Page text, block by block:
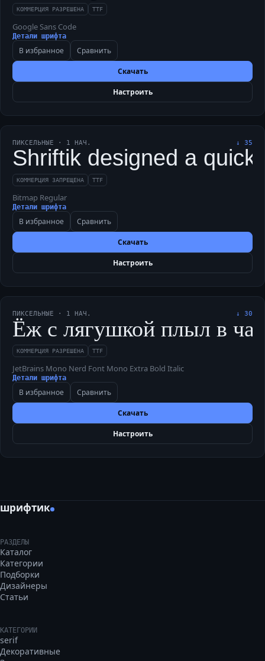
КОММЕРЦИЯ РАЗРЕШЕНА TTF
Google Sans Code
Детали шрифта
В избранное Сравнить
Скачать
Настроить
ПИКСЕЛЬНЫЕ · 1 НАЧ. ↓ 35
Shriftik designed a
КОММЕРЦИЯ ЗАПРЕЩЕНА TTF
Bitmap Regular
Детали шрифта
В избранное Сравнить
Скачать
Настроить
ПИКСЕЛЬНЫЕ · 1 НАЧ. ↓ 30
Ёж с лягушкой плыл в
КОММЕРЦИЯ РАЗРЕШЕНА TTF
JetBrains Mono Nerd Font Mono Extra Bold Italic
Детали шрифта
В избранное Сравнить
Скачать
Настроить
шрифтик
РАЗДЕЛЫ
Каталог
Категории
Подборки
Дизайнеры
Статьи
КАТЕГОРИИ
serif
Декоративные